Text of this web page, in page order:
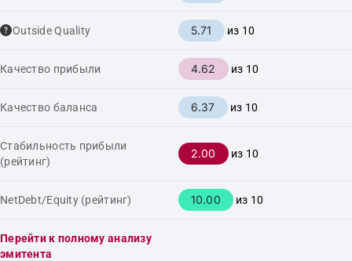
Outside Quality 5.71 из 10
Качество прибыли 4.62 из 10
Качество баланса 6.37 из 10
Стабильность прибыли
(рейтинг)
2.00 из 10
NetDebt/Equity (рейтинг) 10.00 из 10
Перейти к полному анализу
эмитента